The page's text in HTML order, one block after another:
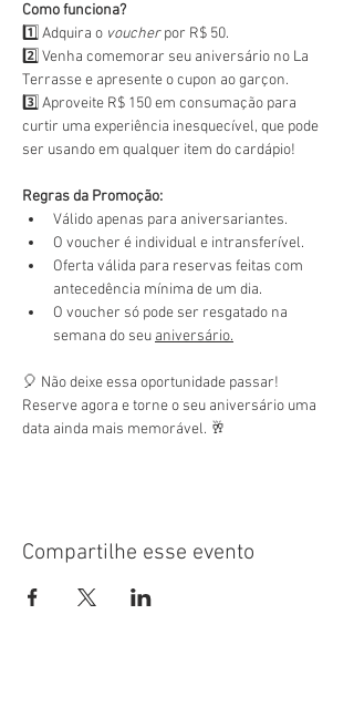
Como funciona?
1️⃣ Adquira o voucher por R$ 50.
2️⃣ Venha comemorar seu aniversário no La
Terrasse e apresente o cupon ao garçon.
3️⃣ Aproveite R$ 150 em consumação para
curtir uma experiência inesquecível, que pode
ser usando em qualquer item do cardápio!
Regras da Promoção:
Válido apenas para aniversariantes.
O voucher é individual e intransferível.
Oferta válida para reservas feitas com
antecedência mínima de um dia.
O voucher só pode ser resgatado na
semana do seu aniversário.
🎈 Não deixe essa oportunidade passar!
Reserve agora e torne o seu aniversário uma
data ainda mais memorável. 🥂
Compartilhe esse evento